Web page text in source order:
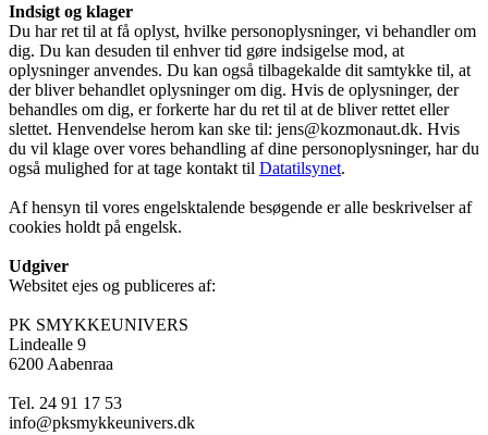
Indsigt og klager
Du har ret til at få oplyst, hvilke personoplysninger, vi behandler om
dig. Du kan desuden til enhver tid gøre indsigelse mod, at
oplysninger anvendes. Du kan også tilbagekalde dit samtykke til, at
der bliver behandlet oplysninger om dig. Hvis de oplysninger, der
behandles om dig, er forkerte har du ret til at de bliver rettet eller
slettet. Henvendelse herom kan ske til: jens@kozmonaut.dk. Hvis
du vil klage over vores behandling af dine personoplysninger, har du
også mulighed for at tage kontakt til Datatilsynet.
Af hensyn til vores engelsktalende besøgende er alle beskrivelser af
cookies holdt på engelsk.
Udgiver
Websitet ejes og publiceres af:
PK SMYKKEUNIVERS
Lindealle 9
6200 Aabenraa
Tel. 24 91 17 53
info@pksmykkeunivers.dk